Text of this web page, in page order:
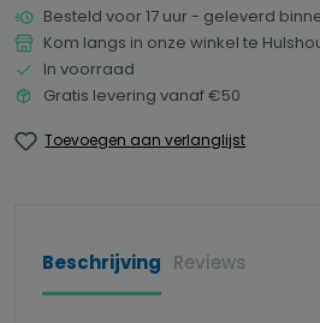
Besteld voor 17 uur - geleverd
Kom langs in onze winkel te
In voorraad
Gratis levering vanaf €50
Toevoegen aan verlanglijst
Beschrijving Reviews